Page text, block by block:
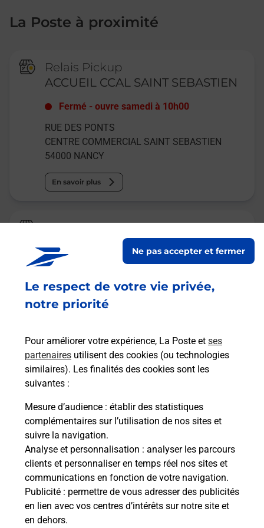
Le respect de votre vie privée,
notre priorité
Pour améliorer votre expérience, La Poste et ses
partenaires utilisent des cookies (ou technologies
similaires). Les finalités des cookies sont les
suivantes :
Mesure d’audience : établir des statistiques
complémentaires sur l’utilisation de nos sites et
suivre la navigation.
Analyse et personnalisation : analyser les parcours
clients et personnaliser en temps réel nos sites et
communications en fonction de votre navigation.
Publicité : permettre de vous adresser des publicités
en lien avec vos centres d’intérêts sur notre site et
en dehors.
Ne pas accepter et fermer
La Poste à proximité
Relais Pickup
ACCUEIL CCAL SAINT SEBASTIEN
Fermé -ouvre samedi à 10h00
RUE DES PONTS
CENTRE COMMERCIAL SAINT SEBASTIEN
54000 NANCY
En savoir plus
Relais Pickup
PLURIEL CORDONNERIE
ouvre samedi à 09h00
14 RUE NOTRE DAME
54000 NANCY
Malin !
La Poste
en ligne
Ouvert 24h/24
En savoir plus